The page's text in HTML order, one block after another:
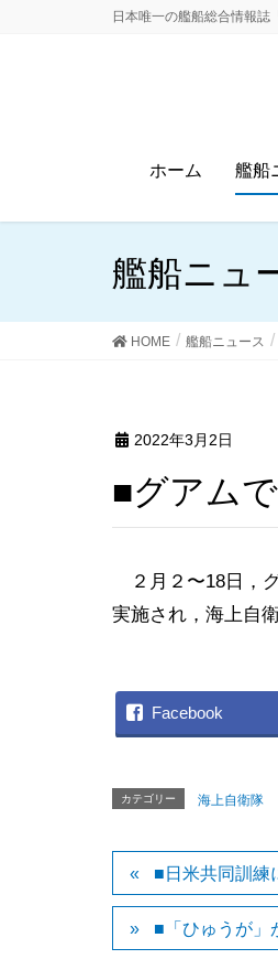
日本唯一の艦船総合情報誌
ホーム 艦船
艦船ニュ
HOME 艦船ニュース
2022年3月2日
■グアム
２月２〜18日，
実施され，海上自
Facebook
カテゴリー 海上自衛隊
■日米共同訓練
■「ひゅうが」